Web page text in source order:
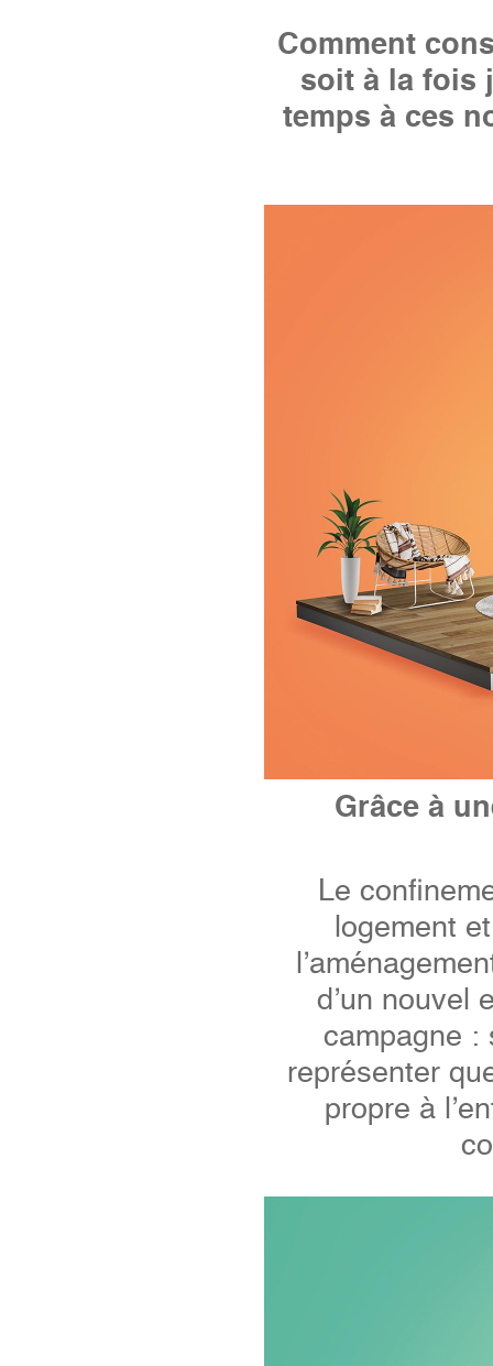
Comment
soit à la fois
temps à ces
Grâce à
Le
logement
d’un nouvel
campagne :
représenter
propre à